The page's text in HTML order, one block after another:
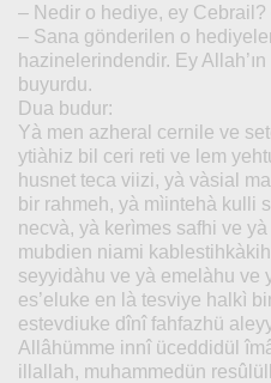
– Nedir o hediye, ey
– Sana gönderilen o hediyeler,
hazinelerindendir. Ey
buyurdu.
Dua budur:
Yà men azheral cernile ve
ytiàhiz bil ceri reti ve lem
husnet teca viizi, yà vàsial
bir rahmeh, yà mìintehà kulli
necvà, yà kerìmes safhi ve
mubdien niami
seyyidàhu ve yà emelàhu ve
es’eluke en là tesviye halkì
estevdiuke dînî fahfazhü
Allâhümme innî üceddidül
illallah, muhammedün